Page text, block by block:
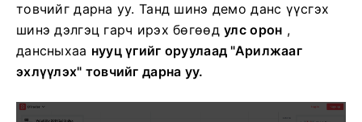
товчийг дарна уу. Танд шинэ демо данс үүсгэх
шинэ дэлгэц гарч ирэх бөгөөдулс орон ,
дансныхаа нууц үгийг оруулаад "Арилжааг
эхлүүлэх" товчийг дарна уу.